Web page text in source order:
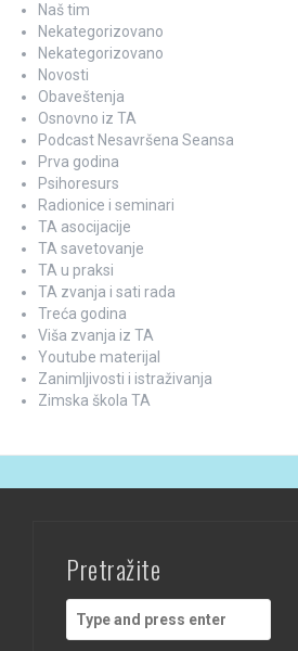
Naš tim
Nekategorizovano
Nekategorizovano
Novosti
Obaveštenja
Osnovno iz TA
Podcast Nesavršena Seansa
Prva godina
Psihoresurs
Radionice i seminari
TA asocijacije
TA savetovanje
TA u praksi
TA zvanja i sati rada
Treća godina
Viša zvanja iz TA
Youtube materijal
Zanimljivosti i istraživanja
Zimska škola TA
Pretražite
for: